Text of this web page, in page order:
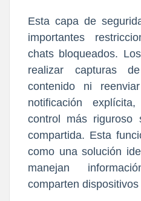
Esta capa de
importantes
chats bloqueados.
realizar capturas
contenido ni
notificación
control más riguroso
compartida. Esta
como una solución
manejan
comparten